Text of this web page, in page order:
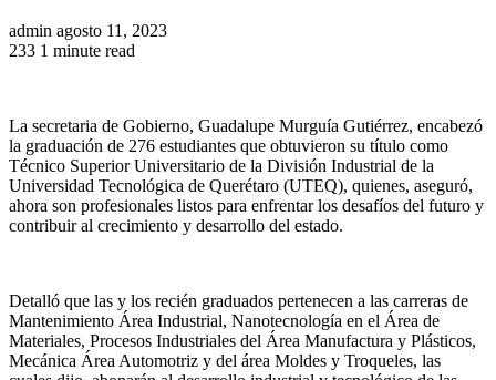
admin Send
an
agosto 11, 2023
233 1 minute read
La secretaria de Gobierno, Guadalupe Murguía Gutiérrez, encabezó
la graduación de 276 estudiantes que obtuvieron su título como
Técnico Superior Universitario de la División Industrial de la
Universidad Tecnológica de Querétaro (UTEQ), quienes, aseguró,
ahora son profesionales listos para enfrentar los desafíos del futuro y
contribuir al crecimiento y desarrollo del estado.
Detalló que las y los recién graduados pertenecen a las carreras de
Mantenimiento Área Industrial, Nanotecnología en el Área de
Materiales, Procesos Industriales del Área Manufactura y Plásticos,
Mecánica Área Automotriz y del área Moldes y Troqueles, las